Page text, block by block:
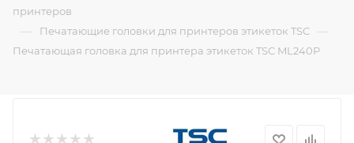
принтеров
— Печатающие головки для принтеров этикеток TSC —
Печатающая головка для принтера этикеток TSC ML240P